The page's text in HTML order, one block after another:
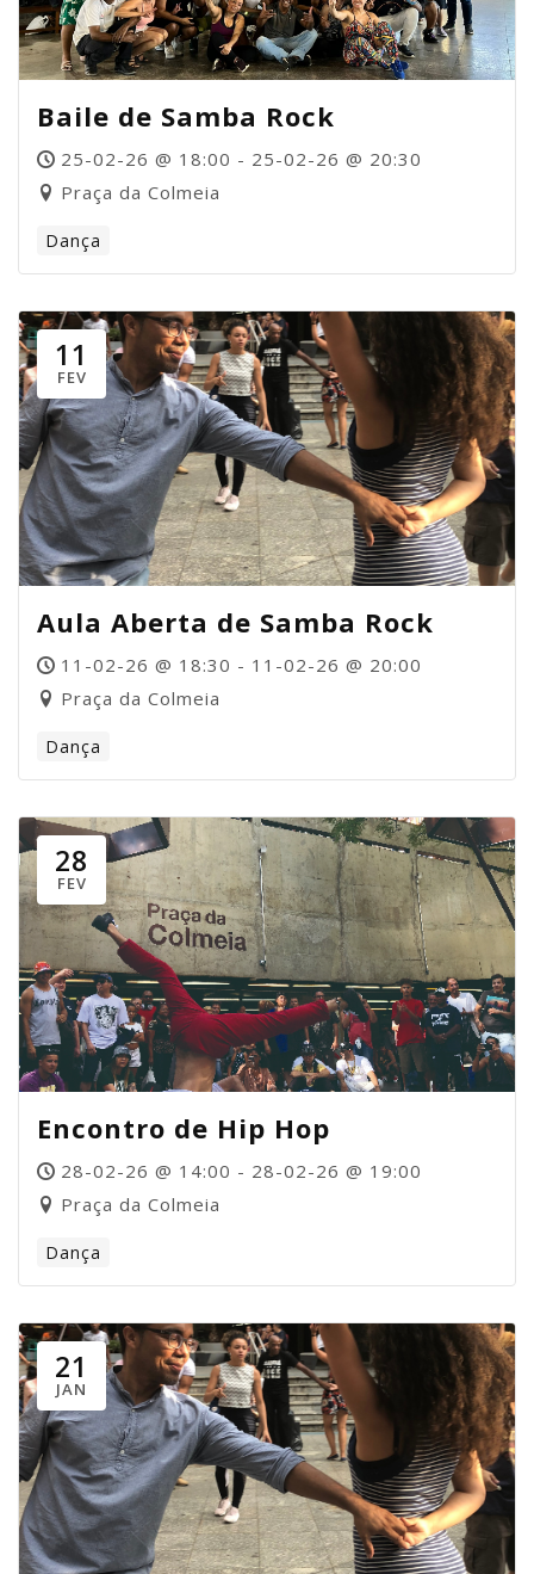
Baile de Samba Rock
25-02-26 @ 18:00 - 25-02-26 @ 20:30
Praça da Colmeia
Dança
11
FEV
Aula Aberta de Samba Rock
11-02-26 @ 18:30 - 11-02-26 @ 20:00
Praça da Colmeia
Dança
28
FEV
Encontro de Hip Hop
28-02-26 @ 14:00 - 28-02-26 @ 19:00
Praça da Colmeia
Dança
21
JAN